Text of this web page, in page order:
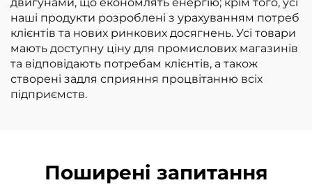
наші продукти розроблені з урахуванням потреб
клієнтів та нових ринкових досягнень. Усі товари
мають доступну ціну для промислових магазинів
та відповідають потребам клієнтів, а також
створені задля сприяння процвітанню всіх
підприємств.
Поширені запитання